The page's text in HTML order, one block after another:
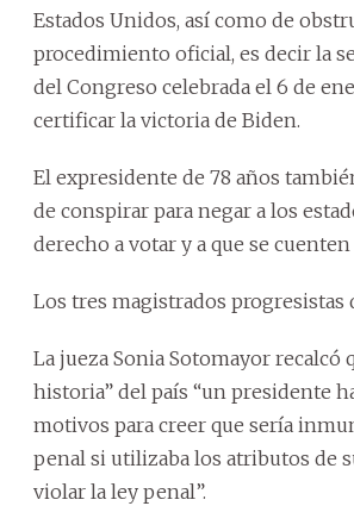
Estados Unidos, así como de
procedimiento oficial, es decir la
del Congreso celebrada el 6 de
certificar la victoria de Biden.
El expresidente de 78 años
de conspirar para negar a los
derecho a votar y a que se
Los tres magistrados progresistas
La jueza Sonia Sotomayor recalcó
historia” del país “un presidente
motivos para creer que sería
penal si utilizaba los atributos de
violar la ley penal”.